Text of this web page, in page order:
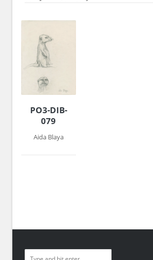
PO3-DIB-
079
Aida Blaya